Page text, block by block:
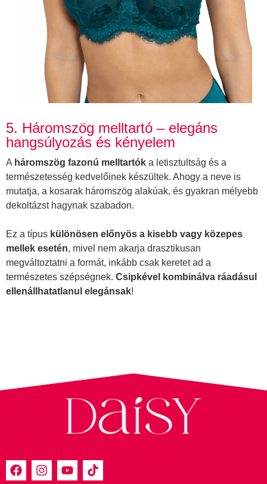
5. Háromszög melltartó – elegáns
hangsúlyozás és kényelem
A háromszög fazonú melltartók a letisztultság és a
természetesség kedvelőinek készültek. Ahogy a neve is
mutatja, a kosarak háromszög alakúak, és gyakran mélyebb
dekoltázst hagynak szabadon.
Ez a típus különösen előnyös a kisebb vagy közepes
mellek esetén, mivel nem akarja drasztikusan
megváltoztatni a formát, inkább csak keretet ad a
természetes szépségnek. Csipkével kombinálva ráadásul
ellenállhatatlanul elegánsak!